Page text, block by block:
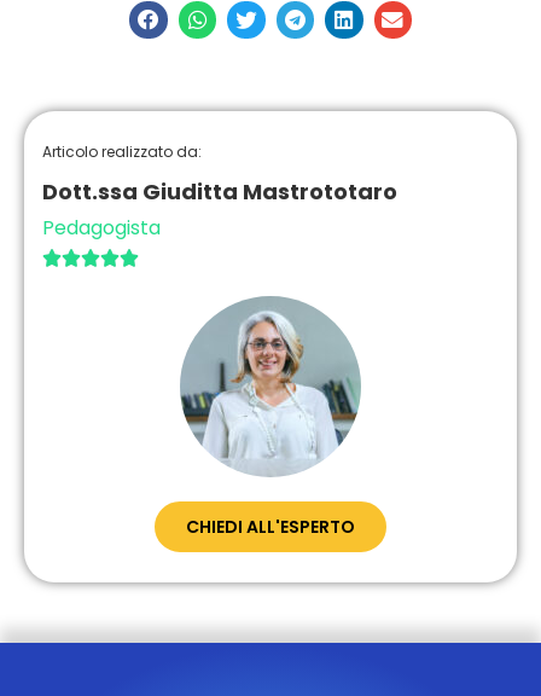
Articolo realizzato da:
Dott.ssa Giuditta Mastrototaro
Pedagogista

CHIEDI ALL'ESPERTO